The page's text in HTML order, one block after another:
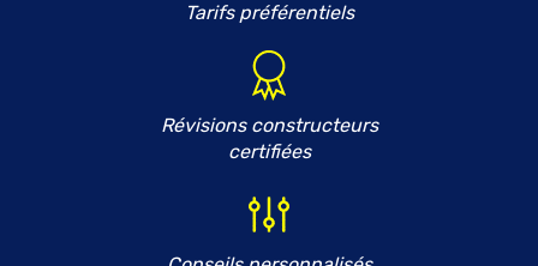
Tarifs préférentiels
Révisions constructeurs
certifiées